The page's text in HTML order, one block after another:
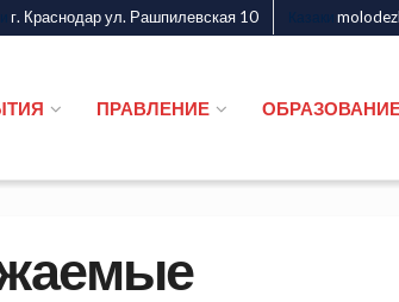
г. Краснодар ул. Рашпилевская 10
ПРАВЛЕНИЕ